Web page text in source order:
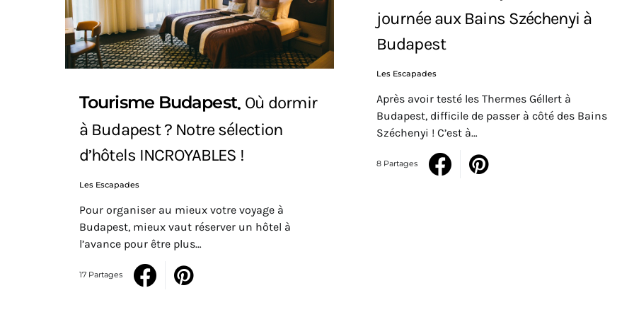
Tourisme Budapest Où dormir
à Budapest ? Notre sélection
d’hôtels INCROYABLES !
Les Escapades
Pour organiser au mieux votre voyage à
Budapest, mieux vaut réserver un hôtel à
l’avance pour être plus…
17 Partages
journée aux Bains Széchenyi à
Budapest
Les Escapades
Après avoir testé les Thermes Géllert à
Budapest, difficile de passer à côté des Bains
Széchenyi ! C’est à…
8 Partages